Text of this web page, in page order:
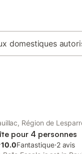
domestiques
Région de
pour 4 personnes
10.0Fantastique⋅2 avis